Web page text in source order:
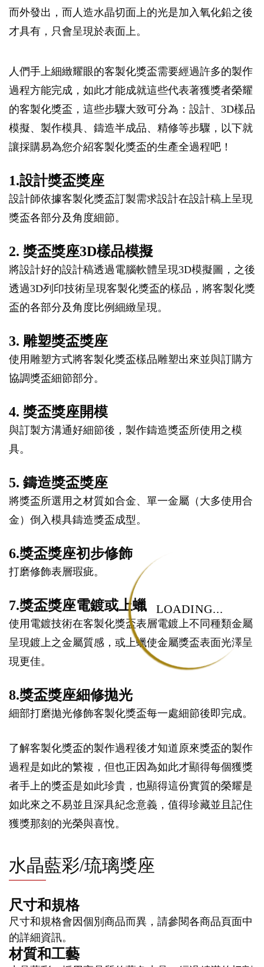
LOADING...
而外發出，而人造水晶切面上的光是加入氧化鉛之後
才具有，只會呈現於表面上。
人們手上細緻耀眼的客製化獎盃需要經過許多的製作
過程方能完成，如此才能成就這些代表著獲獎者榮耀
的客製化獎盃，這些步驟大致可分為：設計、3D樣品
模擬、製作模具、鑄造半成品、精修等步驟，以下就
讓採購易為您介紹客製化獎盃的生產全過程吧！
1.設計獎盃獎座
設計師依據客製化獎盃訂製需求設計在設計稿上呈現
獎盃各部分及角度細節。
2. 獎盃獎座3D樣品模擬
將設計好的設計稿透過電腦軟體呈現3D模擬圖，之後
透過3D列印技術呈現客製化獎盃的樣品，將客製化獎
盃的各部分及角度比例細緻呈現。
3. 雕塑獎盃獎座
使用雕塑方式將客製化獎盃樣品雕塑出來並與訂購方
協調獎盃細節部分。
4. 獎盃獎座開模
與訂製方溝通好細節後，製作鑄造獎盃所使用之模
具。
5. 鑄造獎盃獎座
將獎盃所選用之材質如合金、單一金屬（大多使用合
金）倒入模具鑄造獎盃成型。
6.獎盃獎座初步修飾
打磨修飾表層瑕疵。
7.獎盃獎座電鍍或上蠟
使用電鍍技術在客製化獎盃表層電鍍上不同種類金屬
呈現鍍上之金屬質感，或上蠟使金屬獎盃表面光澤呈
現更佳。
8.獎盃獎座細修拋光
細部打磨拋光修飾客製化獎盃每一處細節後即完成。
了解客製化獎盃的製作過程後才知道原來獎盃的製作
過程是如此的繁複，但也正因為如此才顯得每個獲獎
者手上的獎盃是如此珍貴，也顯得這份實質的榮耀是
如此來之不易並且深具紀念意義，值得珍藏並且記住
獲獎那刻的光榮與喜悅。
水晶藍彩/琉璃獎座
尺寸和規格
尺寸和規格會因個別商品而異，請參閱各商品頁面中
的詳細資訊。
材質和工藝